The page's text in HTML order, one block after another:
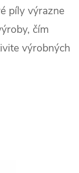
píly výrazne
čím
výrobných